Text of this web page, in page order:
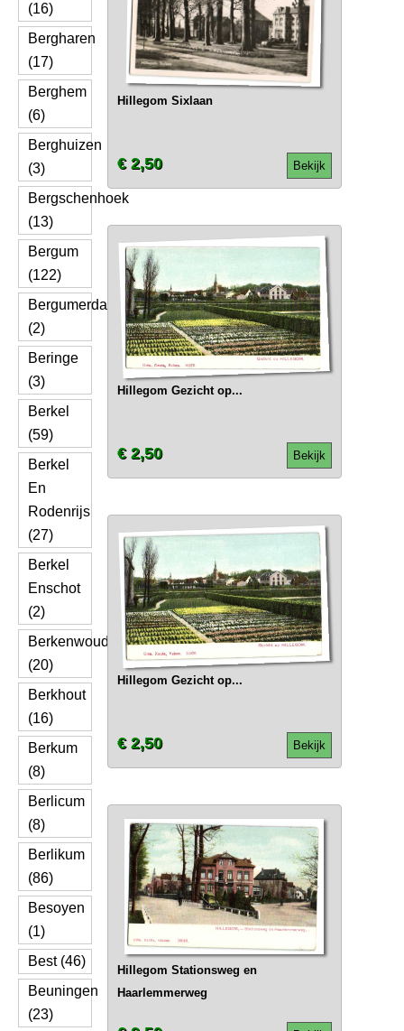
(16)
Bergharen
(17)
Berghem
(6)
Berghuizen
(3)
Bergschenhoek
(13)
Bergum
(122)
Bergumerdam
(2)
Beringe
(3)
Berkel
(59)
Berkel
En
Rodenrijs
(27)
Berkel
Enschot
(2)
Berkenwoude
(20)
Berkhout
(16)
Berkum
(8)
Berlicum
(8)
Berlikum
(86)
Besoyen
(1)
Best (46)
Beuningen
(23)
Hillegom Sixlaan
Bekijk
€ 2,50
Hillegom Gezicht op...
Bekijk
€ 2,50
Hillegom Gezicht op...
Bekijk
€ 2,50
Hillegom Stationsweg en
Haarlemmerweg